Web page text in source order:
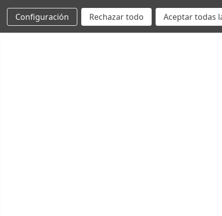
Configuración Rechazar todo Aceptar todas